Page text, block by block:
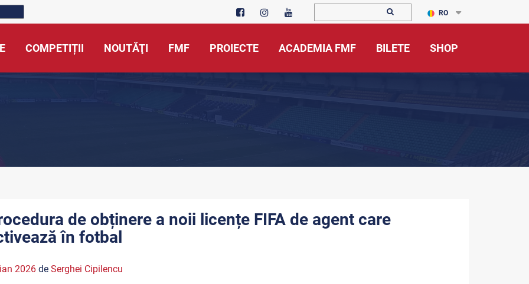
RO
COMPETIȚII NOUTĂŢI FMF PROIECTE ACADEMIA FMF BILETE SHOP
de obținere a noii licențe FIFA de agent care
în fotbal
2026de Serghei Cipilencu